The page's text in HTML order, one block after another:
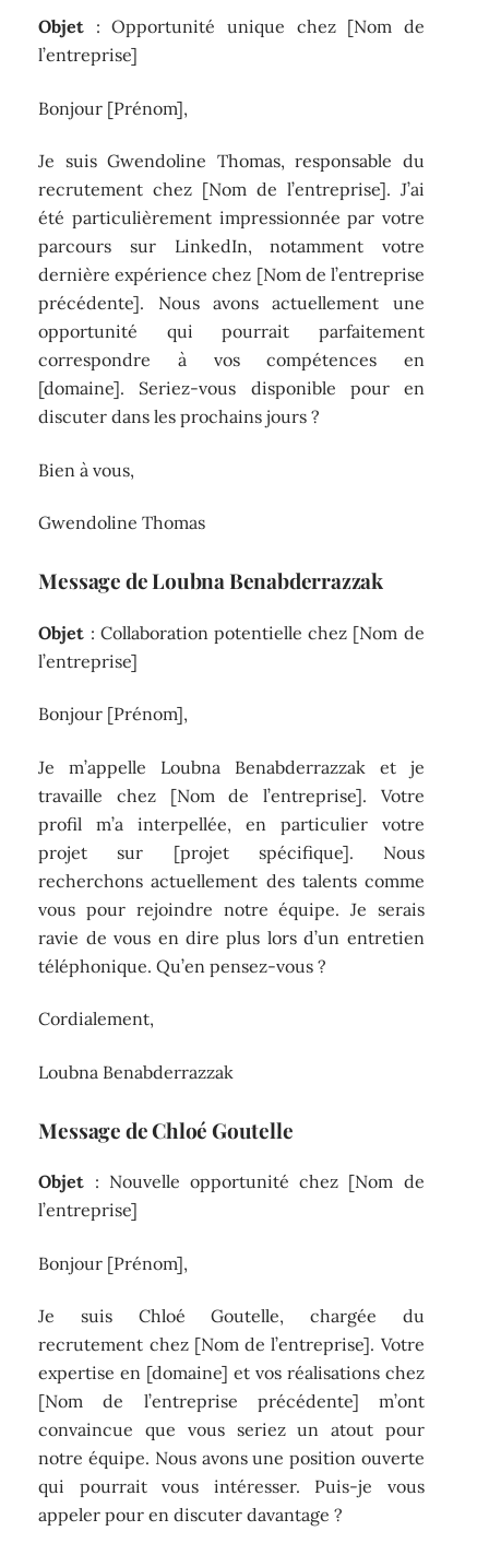
Objet : Opportunité unique chez [Nom de
l’entreprise]
Bonjour [Prénom],
Je suis Gwendoline Thomas, responsable du
recrutement chez [Nom de l’entreprise]. J’ai
été particulièrement impressionnée par votre
parcours sur LinkedIn, notamment votre
dernière expérience chez [Nom de l’entreprise
précédente]. Nous avons actuellement une
opportunité qui pourrait parfaitement
correspondre à vos compétences en
[domaine]. Seriez-vous disponible pour en
discuter dans les prochains jours ?
Bien à vous,
Gwendoline Thomas
Message de Loubna Benabderrazzak
Objet : Collaboration potentielle chez [Nom de
l’entreprise]
Bonjour [Prénom],
Je m’appelle Loubna Benabderrazzak et je
travaille chez [Nom de l’entreprise]. Votre
profil m’a interpellée, en particulier votre
projet sur [projet spécifique]. Nous
recherchons actuellement des talents comme
vous pour rejoindre notre équipe. Je serais
ravie de vous en dire plus lors d’un entretien
téléphonique. Qu’en pensez-vous ?
Cordialement,
Loubna Benabderrazzak
Message de Chloé Goutelle
Objet : Nouvelle opportunité chez [Nom de
l’entreprise]
Bonjour [Prénom],
Je suis Chloé Goutelle, chargée du
recrutement chez [Nom de l’entreprise]. Votre
expertise en [domaine] et vos réalisations chez
[Nom de l’entreprise précédente] m’ont
convaincue que vous seriez un atout pour
notre équipe. Nous avons une position ouverte
qui pourrait vous intéresser. Puis-je vous
appeler pour en discuter davantage ?